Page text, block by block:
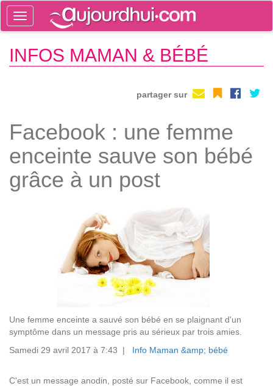
Toggle
navigation
INFOS MAMAN & BÉBÉ
partager sur
Facebook : une femme
enceinte sauve son bébé
grâce à un post
Une femme enceinte a sauvé son bébé en se plaignant d'un
symptôme dans un message pris au sérieux par trois amies.
Samedi 29 avril 2017 à 7:43 | Info Maman &amp; bébé
C'est un message anodin, posté sur Facebook, comme il est